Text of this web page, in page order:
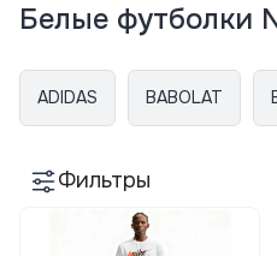
Белые футболки
ADIDAS BABOLAT
Фильтры